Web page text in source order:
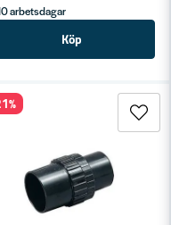
arbetsdagar
Köp